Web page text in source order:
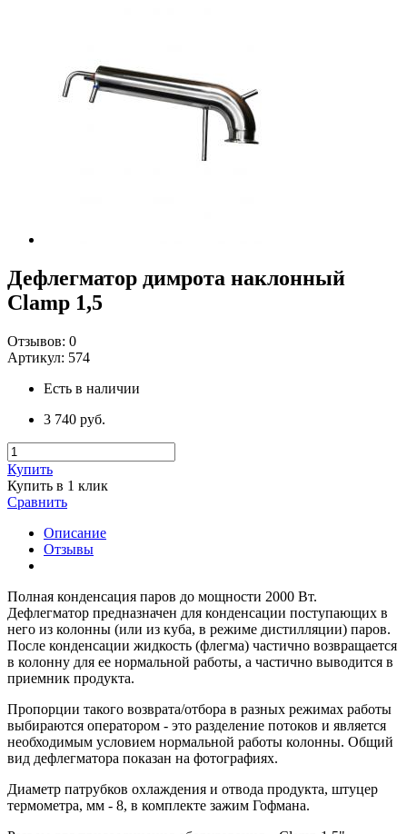
Дефлегматор димрота наклонный
Clamp 1,5
Отзывов: 0
Артикул: 574
Есть в наличии
3 740 руб.
Купить
Купить в 1 клик
Сравнить
Описание
Отзывы
Полная конденсация паров до мощности 2000 Вт.
Дефлегматор предназначен для конденсации поступающих в
него из колонны (или из куба, в режиме дистилляции) паров.
После конденсации жидкость (флегма) частично возвращается
в колонну для ее нормальной работы, а частично выводится в
приемник продукта.
Пропорции такого возврата/отбора в разных режимах работы
выбираются оператором - это разделение потоков и является
необходимым условием нормальной работы колонны. Общий
вид дефлегматора показан на фотографиях.
Диаметр патрубков охлаждения и отвода продукта, штуцер
термометра, мм - 8, в комплекте зажим Гофмана.